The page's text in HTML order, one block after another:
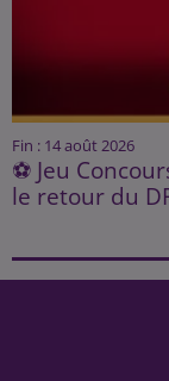
Fin : 14 août 2026
⚽ Jeu
le retour du